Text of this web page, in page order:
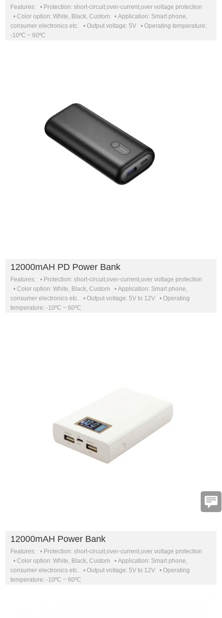
Features: • Protection: short-circuit,over-current,over voltage protection
• Color option: White, Black, Custom • Application: Smart phone,
consumer electronics etc. • Output voltage: 5V • Operating temperature:
-10ºC ~ 60ºC
12000mAH PD Power Bank
Features: • Protection: short-circuit,over-current,over voltage protection
• Color option: White, Black, Custom • Application: Smart phone,
consumer electronics etc. • Output voltage: 5V to 12V • Operating
temperature: -10ºC ~ 60ºC
12000mAH Power Bank
Features: • Protection: short-circuit,over-current,over voltage protection
• Color option: White, Black, Custom • Application: Smart phone,
consumer electronics etc. • Output voltage: 5V to 12V • Operating
temperature: -10ºC ~ 60ºC